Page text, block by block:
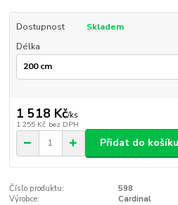
Dostupnost
Skladem
Délka
1 518 Kč/ks
1 255 Kč bez DPH
Přidat do košíku
Číslo produktu:
598
Výrobce:
Cardinal